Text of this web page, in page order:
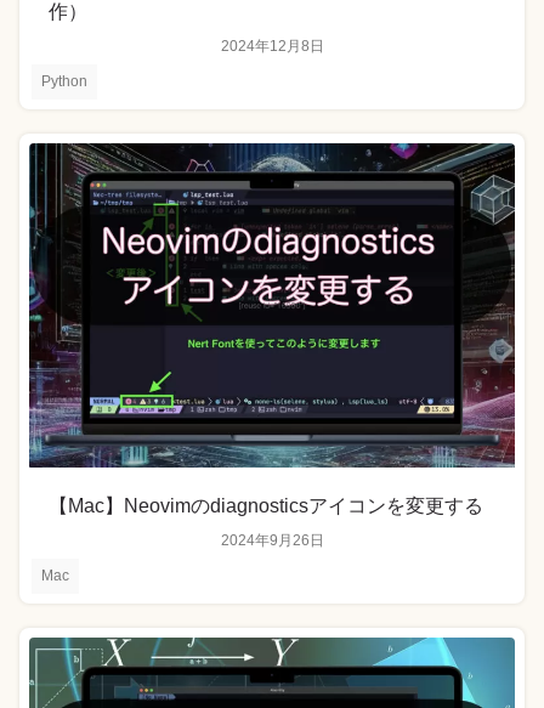
Python
2024年12月8日
作）
Mac
2024年9月26日
【Mac】Neovimのdiagnosticsアイコンを変更する